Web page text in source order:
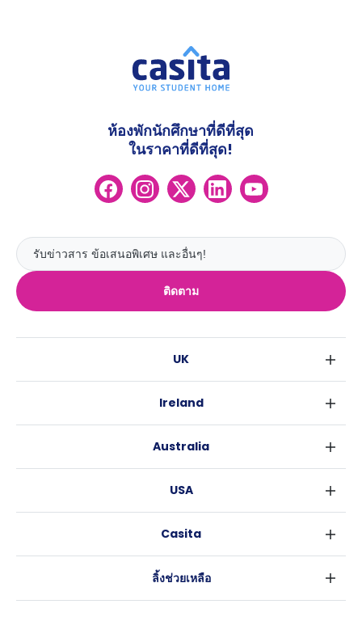
ติดตาม
ห้องพักนักศึกษาที่ดีที่สุด
ในราคาที่ดีที่สุด!
UK
กลาสโกว
เอดินเบอระ
ลีดส์
บริสโทล
คาร์ดิฟ
Ireland
Australia
บริสเบน
อะเดลายด์
USA
แอตแลนตา
Casita
ลิ้งช่วยเหลือ